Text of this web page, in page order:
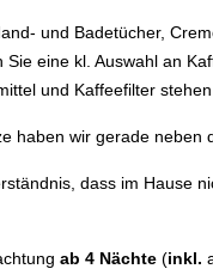
und Badetücher,
eine kl. Auswahl an
und Kaffeefilter stehen
haben wir gerade neben
dass im Hause
ab 4 Nächte(inkl.